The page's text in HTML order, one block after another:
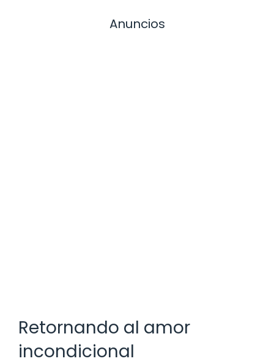
Anuncios
Retornando al amor
incondicional